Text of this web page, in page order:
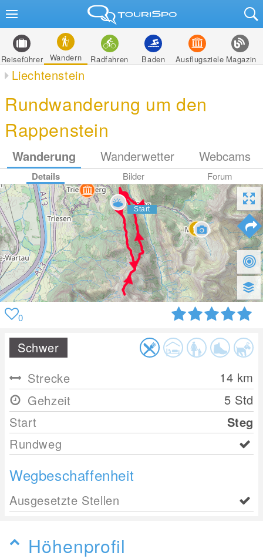
Reiseführer Wandern Radfahren Baden Ausflugsziele Magazin
Liechtenstein
Rundwanderung um den
Rappenstein
Wanderung Wanderwetter Webcams
Details Bilder Forum
0
Schwer
Strecke
14 km
Gehzeit
5 Std
Start
Steg
Rundweg
Wegbeschaffenheit
Ausgesetzte Stellen
Höhenprofil